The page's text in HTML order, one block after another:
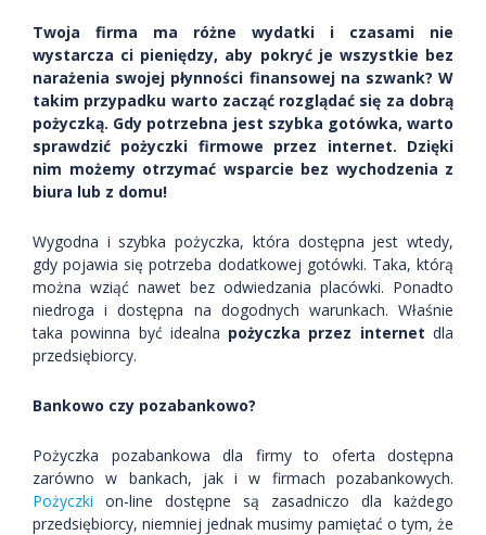
Twoja firma ma różne wydatki i czasami nie
wystarcza ci pieniędzy, aby pokryć je wszystkie bez
narażenia swojej płynności finansowej na szwank? W
takim przypadku warto zacząć rozglądać się za dobrą
pożyczką. Gdy potrzebna jest szybka gotówka, warto
sprawdzić pożyczki firmowe przez internet. Dzięki
nim możemy otrzymać wsparcie bez wychodzenia z
biura lub z domu!
Wygodna i szybka pożyczka, która dostępna jest wtedy,
gdy pojawia się potrzeba dodatkowej gotówki. Taka, którą
można wziąć nawet bez odwiedzania placówki. Ponadto
niedroga i dostępna na dogodnych warunkach. Właśnie
taka powinna być idealna pożyczka przez internet dla
przedsiębiorcy.
Bankowo czy pozabankowo?
Pożyczka pozabankowa dla firmy to oferta dostępna
zarówno w bankach, jak i w firmach pozabankowych.
Pożyczki on-line dostępne są zasadniczo dla każdego
przedsiębiorcy, niemniej jednak musimy pamiętać o tym, że